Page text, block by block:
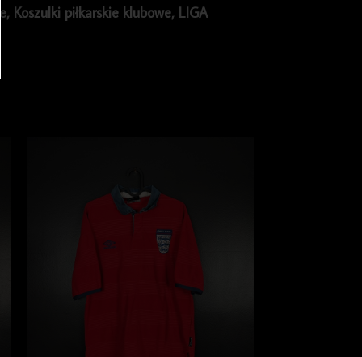
, Koszulki piłkarskie klubowe, LIGA